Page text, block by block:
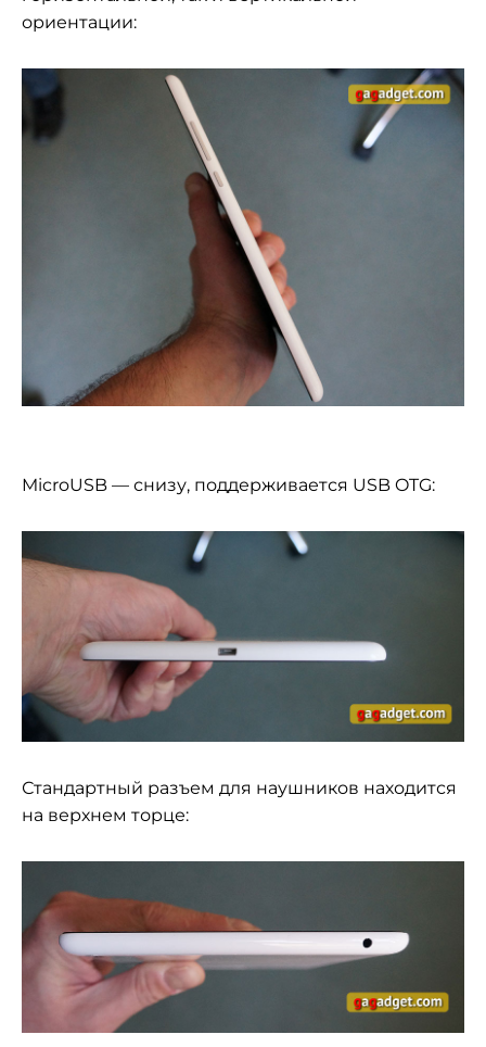
ориентации:
MicroUSB — снизу, поддерживается USB OTG:
Стандартный разъем для наушников находится
на верхнем торце: